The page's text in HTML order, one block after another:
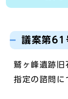
議案第61
鷲ヶ峰遺跡旧
指定の諮問に